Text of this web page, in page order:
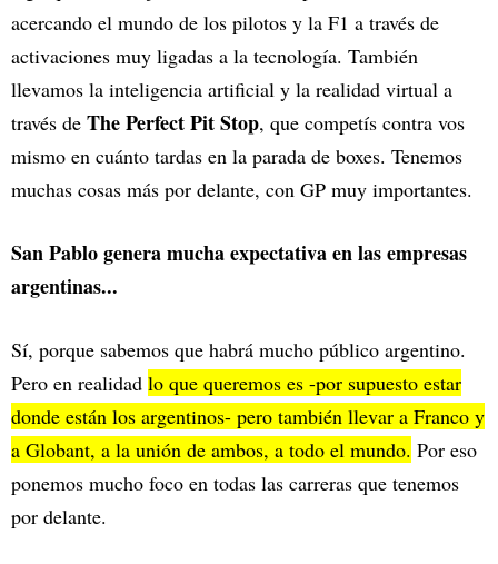
acercando el mundo de los pilotos y la F1 a través de
activaciones muy ligadas a la tecnología. También
llevamos la inteligencia artificial y la realidad virtual a
través de The Perfect Pit Stop, que competís contra vos
mismo en cuánto tardas en la parada de boxes. Tenemos
muchas cosas más por delante, con GP muy importantes.
San Pablo genera mucha expectativa en las empresas
argentinas...
Sí, porque sabemos que habrá mucho público argentino.
Pero en realidad lo que queremos es -por supuesto estar
donde están los argentinos- pero también llevar a Franco y
a Globant, a la unión de ambos, a todo el mundo. Por eso
ponemos mucho foco en todas las carreras que tenemos
por delante.